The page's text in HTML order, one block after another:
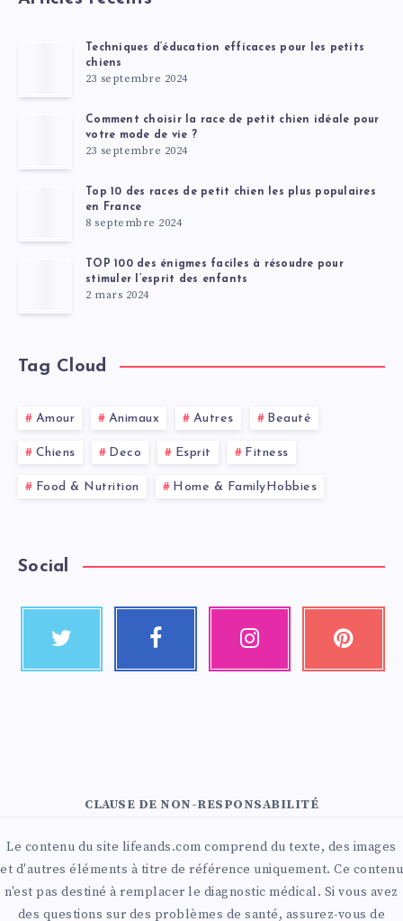
Techniques d’éducation efficaces pour les petits
chiens
23 septembre 2024
Comment choisir la race de petit chien idéale pour
votre mode de vie ?
23 septembre 2024
Top 10 des races de petit chien les plus populaires
en France
8 septembre 2024
TOP 100 des énigmes faciles à résoudre pour
stimuler l’esprit des enfants
2 mars 2024
Tag Cloud
Amour Animaux Autres Beauté
Chiens Deco Esprit Fitness
Food & Nutrition Home & FamilyHobbies
Social
CLAUSE DE NON-RESPONSABILITÉ
Le contenu du site lifeands.com comprend du texte, des images
et d'autres éléments à titre de référence uniquement. Ce contenu
n'est pas destiné à remplacer le diagnostic médical. Si vous avez
des questions sur des problèmes de santé, assurez-vous de